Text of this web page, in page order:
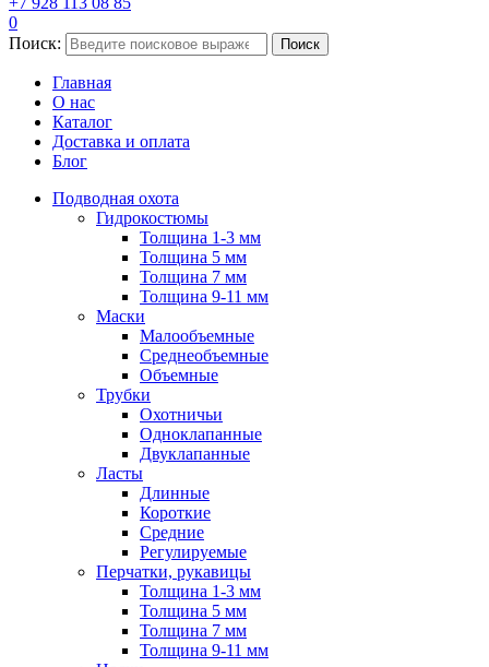
0
Поиск:
Поиск
Главная
О нас
Каталог
Доставка и оплата
Блог
Подводная охота
Гидрокостюмы
Толщина 1-3 мм
Толщина 5 мм
Толщина 7 мм
Толщина 9-11 мм
Маски
Малообъемные
Среднеобъемные
Объемные
Трубки
Охотничьи
Одноклапанные
Двуклапанные
Ласты
Длинные
Короткие
Средние
Регулируемые
Перчатки, рукавицы
Толщина 1-3 мм
Толщина 5 мм
Толщина 7 мм
Толщина 9-11 мм